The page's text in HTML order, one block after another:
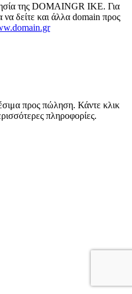
της DOMAINGR ΙΚΕ. Για
να δείτε και άλλα domain προς
προς πώληση. Κάντε κλικ
πληροφορίες.